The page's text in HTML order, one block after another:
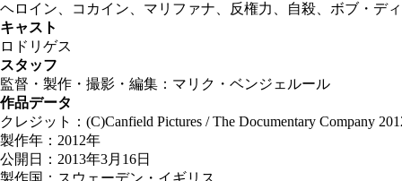
ヘロイン、コカイン、マリファナ、反権力、自殺、ボブ・デ
キャスト
ロドリゲス
スタッフ
監督・製作・撮影・編集：マリク・ベンジェルール
作品データ
クレジット：(C)Canfield Pictures / The Documentary Company
製作年：2012年
公開日：2013年3月16日